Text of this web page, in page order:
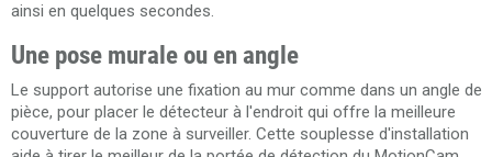
ainsi en quelques secondes.
Une pose murale ou en angle
Le support autorise une fixation au mur comme dans un angle de
pièce, pour placer le détecteur à l'endroit qui offre la meilleure
couverture de la zone à surveiller. Cette souplesse d'installation